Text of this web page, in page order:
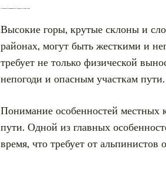
Особенности альпинизма на Памире: что нужно знать
Высокие горы, крутые склоны и
районах, могут быть жесткими и
требует не только физической
непогоди и опасным участкам пути.
Понимание особенностей местных
пути. Одной из главных
время, что требует от